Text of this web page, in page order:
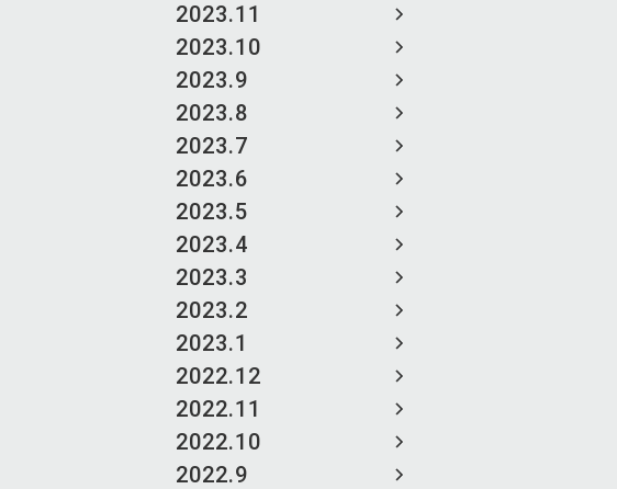
2023.11
2023.10
2023.9
2023.8
2023.7
2023.6
2023.5
2023.4
2023.3
2023.2
2023.1
2022.12
2022.11
2022.10
2022.9